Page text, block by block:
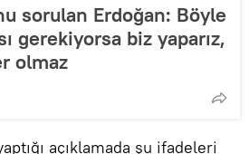
sorulan Erdoğan: Böyle
gerekiyorsa biz yaparız,
olmaz
açıklamada şu ifadeleri